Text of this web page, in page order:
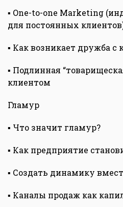
▪ One-to-one Marketing
для постоянных
▪ Как возникает дружба с
▪ Подлинная
клиентом
Гламур
▪ Что значит гламур?
▪ Как предприятие
▪ Создать динамику
▪ Каналы продаж как